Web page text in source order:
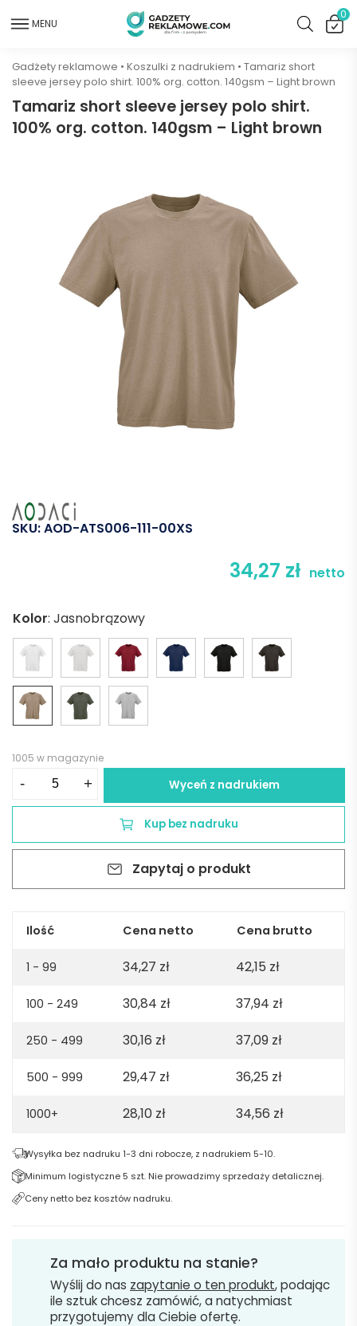
MENU
0
Gadżety reklamowe • Koszulki z nadrukiem • Tamariz short
sleeve jersey polo shirt. 100% org. cotton. 140gsm – Light brown
Tamariz short sleeve jersey polo shirt.
100% org. cotton. 140gsm – Light brown
SKU:AOD-ATS006-111-00XS
34,27 zł netto
Kolor: Jasnobrązowy
1005 w magazynie
-
jersey
shirt.
org.
140gsm
Light
+ Wyceń z nadrukiem
Kup bez nadruku
Zapytaj o produkt
Ilość Cena netto Cena brutto
1 - 99 34,27 zł 42,15 zł
100 - 249 30,84 zł 37,94 zł
250 - 499 30,16 zł 37,09 zł
500 - 999 29,47 zł 36,25 zł
1000+ 28,10 zł 34,56 zł
Wysyłka bez nadruku 1-3 dni robocze, z nadrukiem 5-10.
Minimum logistyczne 5 szt. Nie prowadzimy sprzedaży detalicznej.
Ceny netto bez kosztów nadruku.
Za mało produktu na stanie?
Wyślij do nas zapytanie o ten produkt, podając
ile sztuk chcesz zamówić, a natychmiast
przygotujemy dla Ciebie ofertę.